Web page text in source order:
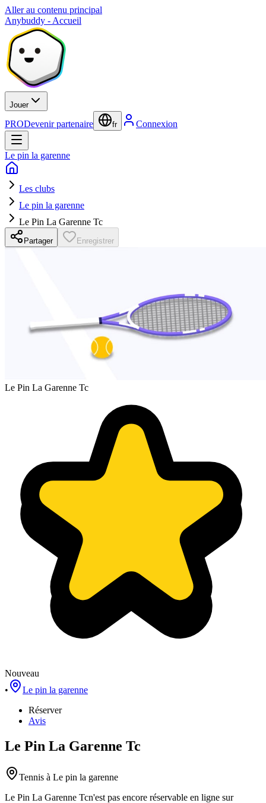
Aller au contenu principal
Anybuddy - Accueil
Jouer
PRODevenir partenaire fr Connexion
Le pin la garenne
Les clubs
Le pin la garenne
Le Pin La Garenne Tc
Partager Enregistrer
Le Pin La Garenne Tc
Nouveau
•
Le pin la garenne
Réserver
Avis
Le Pin La Garenne Tc
Tennis à Le pin la garenne
Le Pin La Garenne Tcn'est pas encore réservable en ligne sur